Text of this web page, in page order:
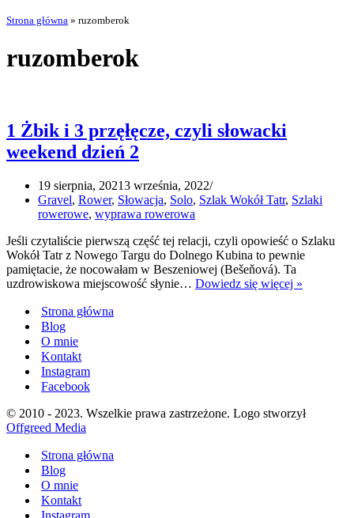
Strona główna » ruzomberok
ruzomberok
1 Żbik i 3 przęłęcze, czyli słowacki
weekend dzień 2
19 sierpnia, 20213 września, 2022
Gravel, Rower, Słowacja, Solo, Szlak Wokół Tatr, Szlaki
rowerowe, wyprawa rowerowa
Jeśli czytaliście pierwszą część tej relacji, czyli opowieść o Szlaku
Wokół Tatr z Nowego Targu do Dolnego Kubina to pewnie
pamiętacie, że nocowałam w Beszeniowej (Bešeňová). Ta
uzdrowiskowa miejscowość słynie… Dowiedz się więcej »
2
Strona główna
Blog
O mnie
Kontakt
Instagram
Facebook
© 2010 - 2023. Wszelkie prawa zastrzeżone. Logo stworzył
Offgreed Media
Strona główna
Blog
O mnie
Kontakt
Instagram